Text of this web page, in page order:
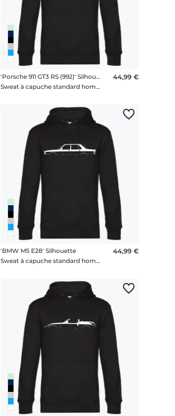
'Porsche 911 GT3 RS (992)' Silhouette
Sweat à capuche standard homme
44,99 €
'BMW M5 E28' Silhouette
Sweat à capuche standard homme
44,99 €